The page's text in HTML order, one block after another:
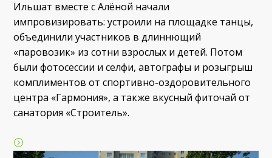
Ильшат вместе с Алёной начали
импровизировать: устроили на площадке танцы,
объединили участников в длиннющий
«паровозик» из сотни взрослых и детей. Потом
были фотосессии и селфи, автографы и розыгрыш
комплиментов от спортивно-оздоровительного
центра «Гармония», а также вкусный фиточай от
санатория «Строитель».